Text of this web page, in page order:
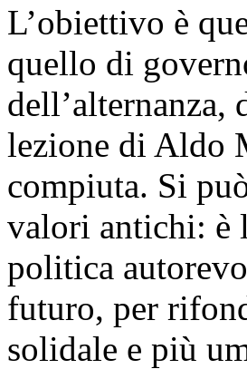
L’obiettivo è
quello di
lezione di Aldo
compiuta. Si
valori antichi: è
politica
futuro, per
solidale e più